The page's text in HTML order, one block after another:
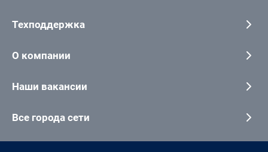
Техподдержка
О компании
Наши вакансии
Все города сети